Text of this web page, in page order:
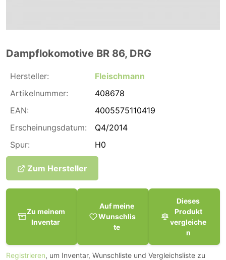
Dampflokomotive BR 86, DRG
Hersteller:
Fleischmann
Artikelnummer:
408678
EAN:
4005575110419
Erscheinungsdatum:
Q4/2014
Spur:
H0
Zum Hersteller
Zu meinem
Inventar
Auf meine
Wunschlis
te
Dieses
Produkt
vergleiche
n
Registrieren, um Inventar, Wunschliste und Vergleichsliste zu